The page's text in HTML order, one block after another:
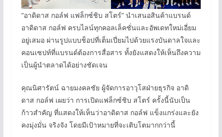
“อาดิดาส กอล์ฟ แฟล็กซ์ชิบ สโตร์” นำเสนอสินค้าแบรนด์
อาดิดาส กอล์ฟ ครบไลน์ทุกคอลเล็คชั่นและอัพเดทใหม่เอี่ยม
อยู่เสมอ ผ่านรูปแบบช็อปที่เต็มเปี่ยมไปด้วยแรงบันดาลใจและ
คอนเซปท์ที่แบรนด์ต้องการสื่อสาร ทั้งยังแสดงให้เห็นถึงความ
เป็นผู้นำตลาดได้อย่างชัดเจน
คุณนิศารัตน์ ฉายมงคลชัย ผู้จัดการอาวุโสฝ่ายธุรกิจ อาดิ
ดาส กอล์ฟ เผยว่า การเปิดแฟล็กซ์ชิบ สโตร์ ครั้งนี้นับเป็น
ก้าวสำคัญ ที่แสดงให้เห็นว่าอาดิดาส กอล์ฟ แข็งแกร่งและยัง
คงมุ่งมั่น จริงจัง โดยมีเป้าหมายที่จะเติบโตมากกว่านี้